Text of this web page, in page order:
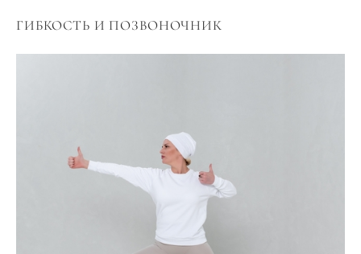
ГИБКОСТЬ И ПОЗВОНОЧНИК